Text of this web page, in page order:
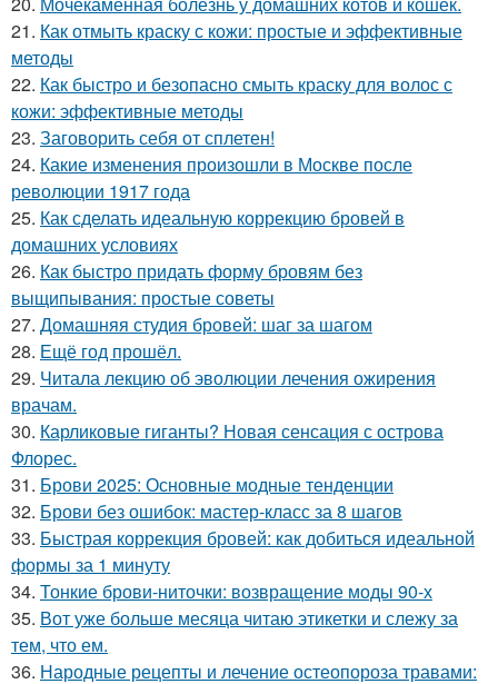
21. Как отмыть краску с кожи: простые и эффективные
методы
22. Как быстро и безопасно смыть краску для волос с
кожи: эффективные методы
23. Заговорить себя от сплетен!
24. Какие изменения произошли в Москве после
революции 1917 года
25. Как сделать идеальную коррекцию бровей в
домашних условиях
26. Как быстро придать форму бровям без
выщипывания: простые советы
27. Домашняя студия бровей: шаг за шагом
28. Ещё год прошёл.
29. Читала лекцию об эволюции лечения ожирения
врачам.
30. Карликовые гиганты? Новая сенсация с острова
Флорес.
31. Брови 2025: Основные модные тенденции
32. Брови без ошибок: мастер-класс за 8 шагов
33. Быстрая коррекция бровей: как добиться идеальной
формы за 1 минуту
34. Тонкие брови-ниточки: возвращение моды 90-х
35. Вот уже больше месяца читаю этикетки и слежу за
тем, что ем.
36. Народные рецепты и лечение остеопороза травами: